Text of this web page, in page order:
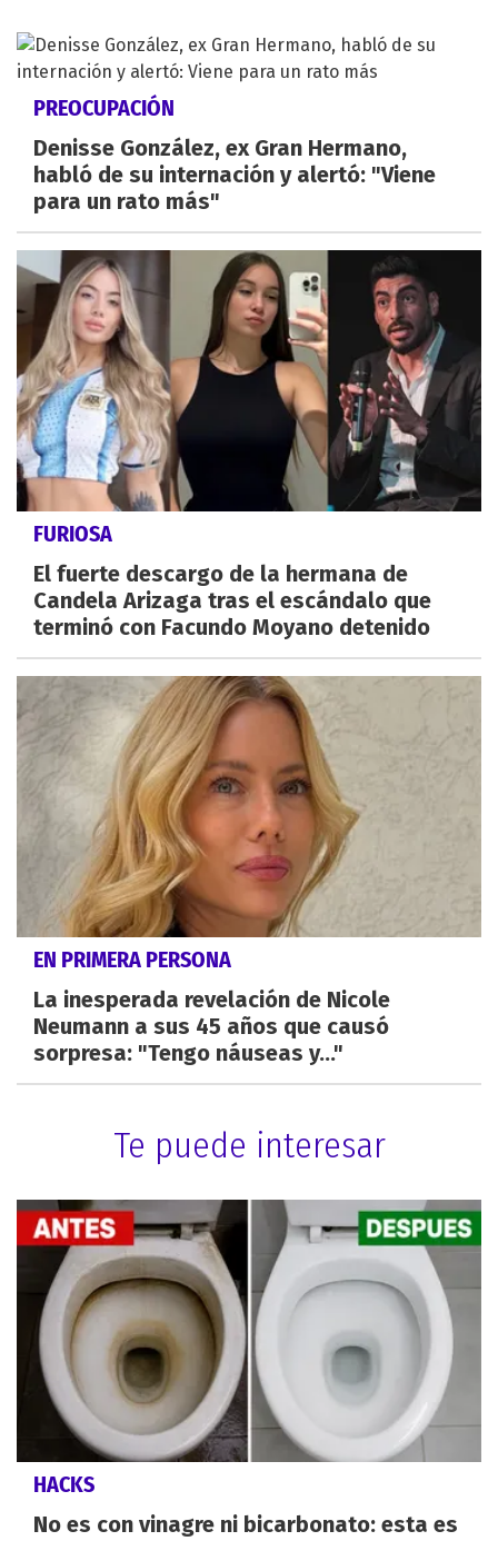
PREOCUPACIÓN
Denisse González, ex Gran Hermano,
habló de su internación y alertó: "Viene
para un rato más"
FURIOSA
El fuerte descargo de la hermana de
Candela Arizaga tras el escándalo que
terminó con Facundo Moyano detenido
EN PRIMERA PERSONA
La inesperada revelación de Nicole
Neumann a sus 45 años que causó
sorpresa: "Tengo náuseas y..."
Te puede interesar
HACKS
No es con vinagre ni bicarbonato: esta es